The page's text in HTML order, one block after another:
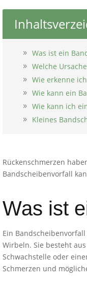
Was ist ein
Welche
Wie erkenne
Wie kann ein
Wie kann ich
Kleines
Rückenschmerzen
Bandscheibenvorfall
Was ist
Ein
Wirbeln. Sie besteht
Schwachstelle oder
Schmerzen und